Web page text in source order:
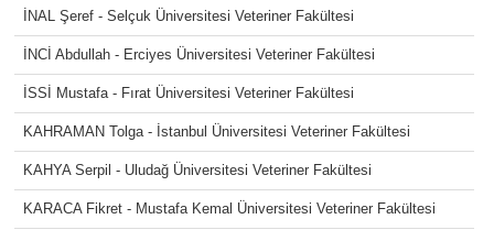
İNAL Şeref - Selçuk Üniversitesi Veteriner Fakültesi
İNCİ Abdullah - Erciyes Üniversitesi Veteriner Fakültesi
İSSİ Mustafa - Fırat Üniversitesi Veteriner Fakültesi
KAHRAMAN Tolga - İstanbul Üniversitesi Veteriner Fakültesi
KAHYA Serpil - Uludağ Üniversitesi Veteriner Fakültesi
KARACA Fikret - Mustafa Kemal Üniversitesi Veteriner Fakültesi